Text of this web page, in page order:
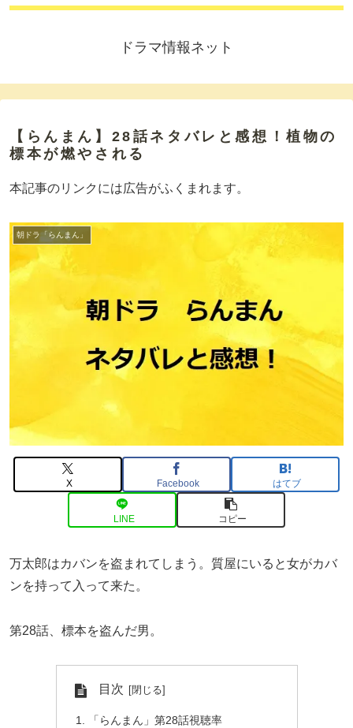
ドラマ情報ネット
【らんまん】28話ネタバレと感想！植物の
標本が燃やされる
本記事のリンクには広告がふくまれます。
朝ドラ「らんまん」
X Facebook はてブ
LINE コピー
万太郎はカバンを盗まれてしまう。質屋にいると女がカバ
ンを持って入って来た。
第28話、標本を盗んだ男。
目次
「らんまん」第28話視聴率